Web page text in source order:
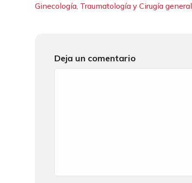
Ginecología, Traumatología y Cirugía general
Deja un comentario
Comentario